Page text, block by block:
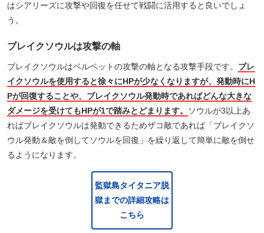
はシアリーズに攻撃や回復を任せて戦闘に活用すると良いでしょ
う。
ブレイクソウルは攻撃の軸
ブレイクソウルはベルベットの攻撃の軸となる攻撃手段です。 ブレ
イクソウルを使用すると徐々にHPが少なくなりますが、発動時にH
Pが回復することや、ブレイクソウル発動時であればどんな大きな
ダメージを受けてもHPが1で踏みとどまります。
ソウルが3以上あ
ればブレイクソウルは発動できるためザコ敵であれば「ブレイクソ
ウル発動＆敵を倒してソウルを回復」を繰り返して簡単に敵を倒せ
るようになります。
監獄島タイタニア脱
獄までの詳細攻略は
こちら